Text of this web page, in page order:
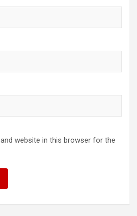
website in this browser for the